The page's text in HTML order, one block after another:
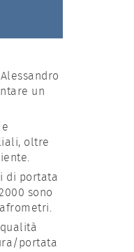
un
oltre
di portata
sono
portata